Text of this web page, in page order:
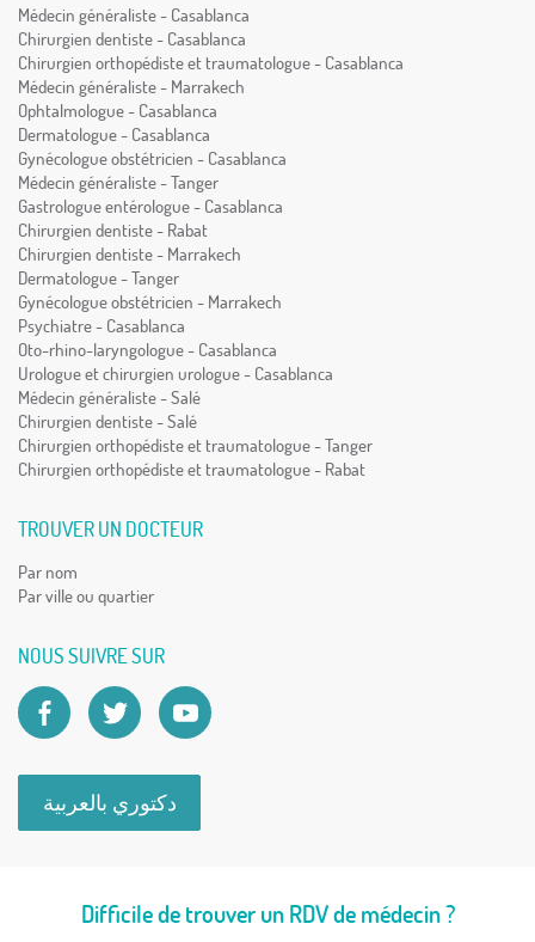
Médecin généraliste - Casablanca
Chirurgien dentiste - Casablanca
Chirurgien orthopédiste et traumatologue - Casablanca
Médecin généraliste - Marrakech
Ophtalmologue - Casablanca
Dermatologue - Casablanca
Gynécologue obstétricien - Casablanca
Médecin généraliste - Tanger
Gastrologue entérologue - Casablanca
Chirurgien dentiste - Rabat
Chirurgien dentiste - Marrakech
Dermatologue - Tanger
Gynécologue obstétricien - Marrakech
Psychiatre - Casablanca
Oto-rhino-laryngologue - Casablanca
Urologue et chirurgien urologue - Casablanca
Médecin généraliste - Salé
Chirurgien dentiste - Salé
Chirurgien orthopédiste et traumatologue - Tanger
Chirurgien orthopédiste et traumatologue - Rabat
TROUVER UN DOCTEUR
Par nom
Par ville ou quartier
NOUS SUIVRE SUR
دكتوري بالعربية
Difficile de trouver un RDV de médecin ?